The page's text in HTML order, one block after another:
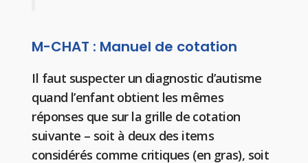
M-CHAT : Manuel de cotation
Il faut suspecter un diagnostic d’autisme
quand l’enfant obtient les mêmes
réponses que sur la grille de cotation
suivante – soit à deux des items
considérés comme critiques (en gras), soit